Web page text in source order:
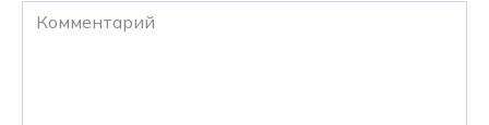
Комментарий